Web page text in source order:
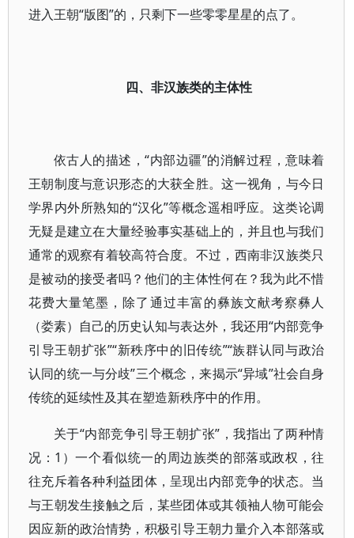
进入王朝“版图”的，只剩下一些零零星星的点了。
四、非汉族类的主体性
依古人的描述，“内部边疆”的消解过程，意味着
王朝制度与意识形态的大获全胜。这一视角，与今日
学界内外所熟知的“汉化”等概念遥相呼应。这类论调
无疑是建立在大量经验事实基础上的，并且也与我们
通常的观察有着较高符合度。不过，西南非汉族类只
是被动的接受者吗？他们的主体性何在？我为此不惜
花费大量笔墨，除了通过丰富的彝族文献考察彝人
（娄素）自己的历史认知与表达外，我还用“内部竞争
引导王朝扩张”“新秩序中的旧传统”“族群认同与政治
认同的统一与分歧”三个概念，来揭示“异域”社会自身
传统的延续性及其在塑造新秩序中的作用。
关于“内部竞争引导王朝扩张”，我指出了两种情
况：1）一个看似统一的周边族类的部落或政权，往
往充斥着各种利益团体，呈现出内部竞争的状态。当
与王朝发生接触之后，某些团体或其领袖人物可能会
因应新的政治情势，积极引导王朝力量介入本部落或